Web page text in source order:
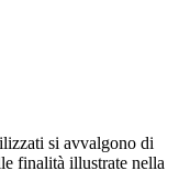
si avvalgono di
finalità illustrate nella